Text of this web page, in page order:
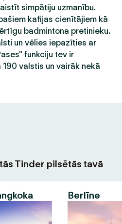
simpātiju uzmanību.
kafijas cienītājiem kā
badmintona pretinieku.
un vēlies iepazīties ar
funkciju tev ir
valstis un vairāk nekā
Tinder pilsētās tavā
Berlīne